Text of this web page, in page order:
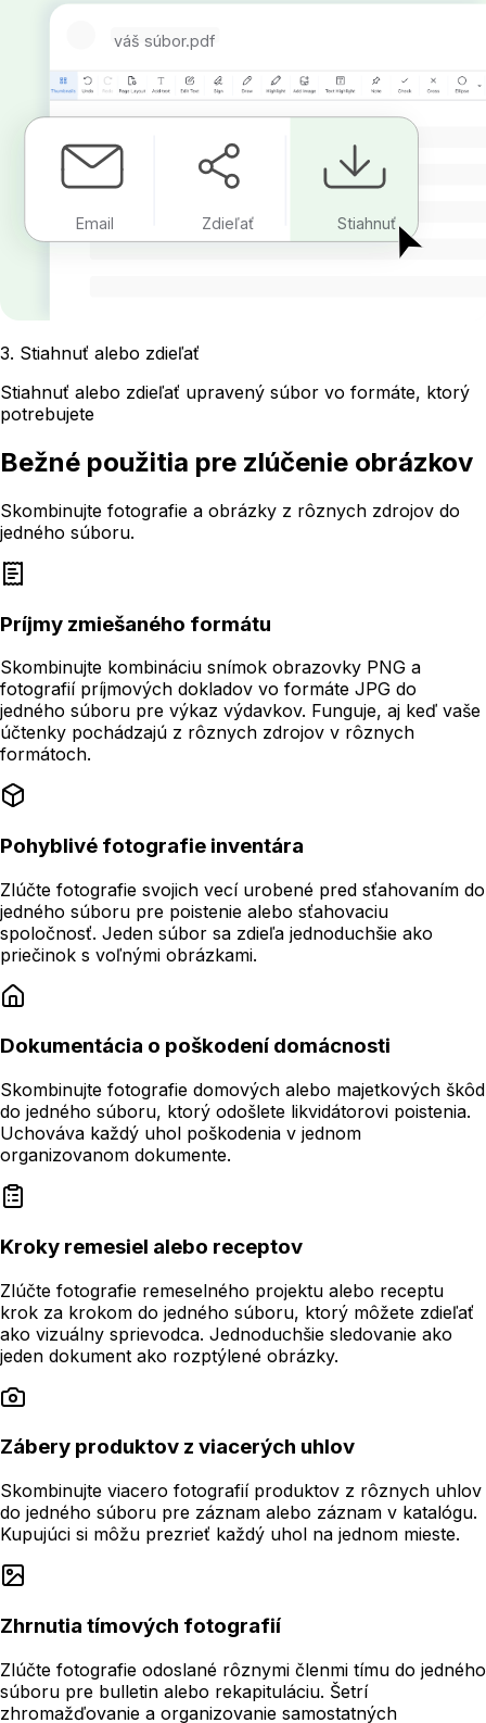
váš súbor.pdf
Email Zdieľať Stiahnuť
3. Stiahnuť alebo zdieľať
Stiahnuť alebo zdieľať upravený súbor vo formáte, ktorý
potrebujete
Bežné použitia pre zlúčenie obrázkov
Skombinujte fotografie a obrázky z rôznych zdrojov do
jedného súboru.
Príjmy zmiešaného formátu
Skombinujte kombináciu snímok obrazovky PNG a
fotografií príjmových dokladov vo formáte JPG do
jedného súboru pre výkaz výdavkov. Funguje, aj keď vaše
účtenky pochádzajú z rôznych zdrojov v rôznych
formátoch.
Pohyblivé fotografie inventára
Zlúčte fotografie svojich vecí urobené pred sťahovaním do
jedného súboru pre poistenie alebo sťahovaciu
spoločnosť. Jeden súbor sa zdieľa jednoduchšie ako
priečinok s voľnými obrázkami.
Dokumentácia o poškodení domácnosti
Skombinujte fotografie domových alebo majetkových škôd
do jedného súboru, ktorý odošlete likvidátorovi poistenia.
Uchováva každý uhol poškodenia v jednom
organizovanom dokumente.
Kroky remesiel alebo receptov
Zlúčte fotografie remeselného projektu alebo receptu
krok za krokom do jedného súboru, ktorý môžete zdieľať
ako vizuálny sprievodca. Jednoduchšie sledovanie ako
jeden dokument ako rozptýlené obrázky.
Zábery produktov z viacerých uhlov
Skombinujte viacero fotografií produktov z rôznych uhlov
do jedného súboru pre záznam alebo záznam v katalógu.
Kupujúci si môžu prezrieť každý uhol na jednom mieste.
Zhrnutia tímových fotografií
Zlúčte fotografie odoslané rôznymi členmi tímu do jedného
súboru pre bulletin alebo rekapituláciu. Šetrí
zhromažďovanie a organizovanie samostatných